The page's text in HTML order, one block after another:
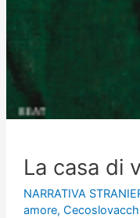
La casa di
NARRATIVA
amore,